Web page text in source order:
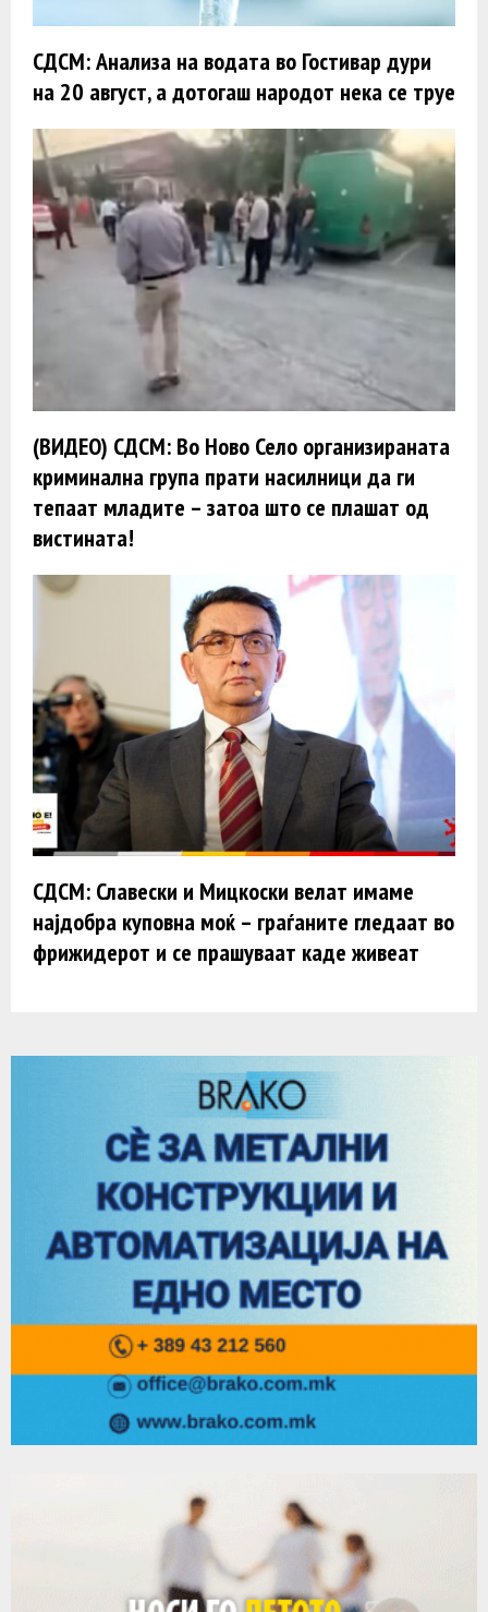
СДСМ: Анализа на водата во Гостивар дури
на 20 август, а дотогаш народот нека се труе
(ВИДЕО) СДСМ: Во Ново Село организираната
криминална група прати насилници да ги
тепаат младите – затоа што се плашат од
вистината!
СДСМ: Славески и Мицкоски велат имаме
најдобра куповна моќ – граѓаните гледаат во
фрижидерот и се прашуваат каде живеат